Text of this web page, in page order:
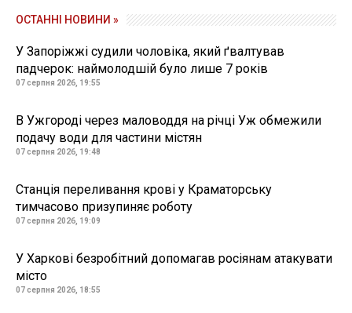
ОСТАННІ НОВИНИ »
У Запоріжжі судили чоловіка, який ґвалтував
падчерок: наймолодшій було лише 7 років
07 серпня 2026, 19:55
В Ужгороді через маловоддя на річці Уж обмежили
подачу води для частини містян
07 серпня 2026, 19:48
Станція переливання крові у Краматорську
тимчасово призупиняє роботу
07 серпня 2026, 19:09
У Харкові безробітний допомагав росіянам атакувати
місто
07 серпня 2026, 18:55